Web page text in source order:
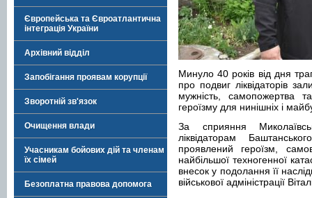
Європейська та Євроатлантична
інтеграція України
Архівний відділ
Запобігання проявам корупції
Зворотній зв'язок
Очищення влади
Учасникам бойових дій та членам
їх сімей
Безоплатна правова допомога
Минуло 40 років від дня
про подвиг ліквідаторів
мужність, самопожертва
героїзму для нинішніх і
За сприяння
ліквідаторам
проявлений героїзм,
найбільшої техногенної
внесок у подолання її
військової адміністрації